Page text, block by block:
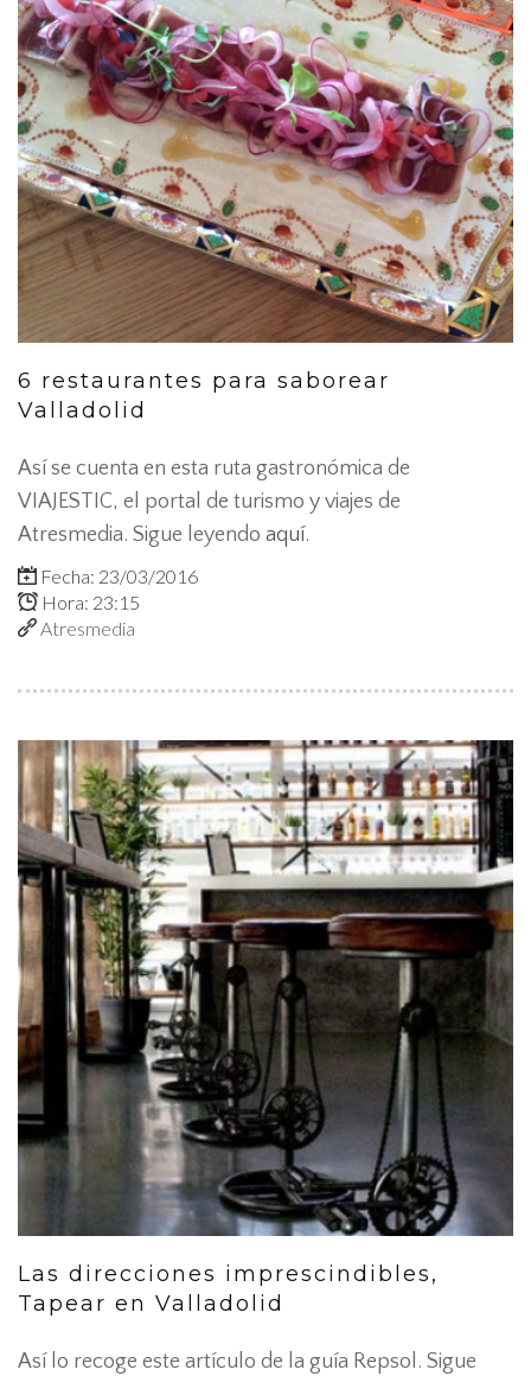
6 restaurantes para saborear
Valladolid
Así se cuenta en esta ruta gastronómica de
VIAJESTIC, el portal de turismo y viajes de
Atresmedia. Sigue leyendo aquí.
Fecha: 23/03/2016
Hora: 23:15
Atresmedia
Las direcciones imprescindibles,
Tapear en Valladolid
Así lo recoge este artículo de la guía Repsol. Sigue